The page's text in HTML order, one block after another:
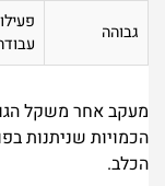
גבוהה
מעקב אחר משקל
הכמויות שניתנות
הכלב.